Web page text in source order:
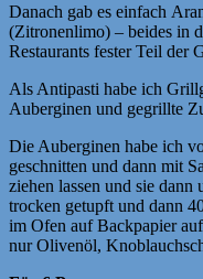
Danach gab es einfach
(Zitronenlimo) – beides in
Restaurants fester Teil der
Als Antipasti habe ich
Auberginen und gegrillte
Die Auberginen habe ich
geschnitten und dann mit
ziehen lassen und sie dann
trocken getupft und dann
im Ofen auf Backpapier
nur Olivenöl,